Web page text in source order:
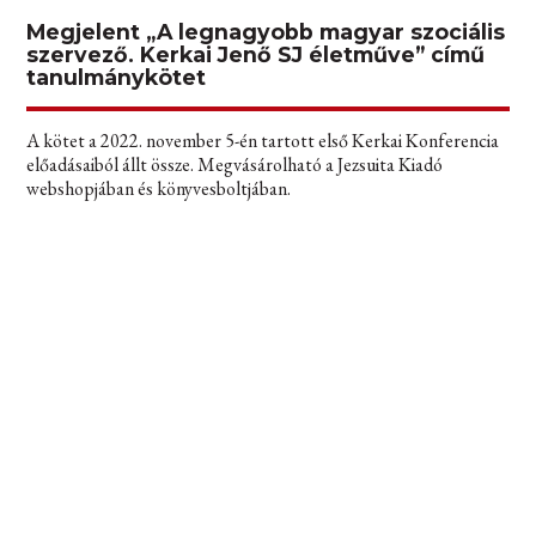
Megjelent „A legnagyobb magyar szociális
szervező. Kerkai Jenő SJ életműve” című
tanulmánykötet
A kötet a 2022. november 5-én tartott első Kerkai Konferencia
előadásaiból állt össze. Megvásárolható a Jezsuita Kiadó
webshopjában és könyvesboltjában.